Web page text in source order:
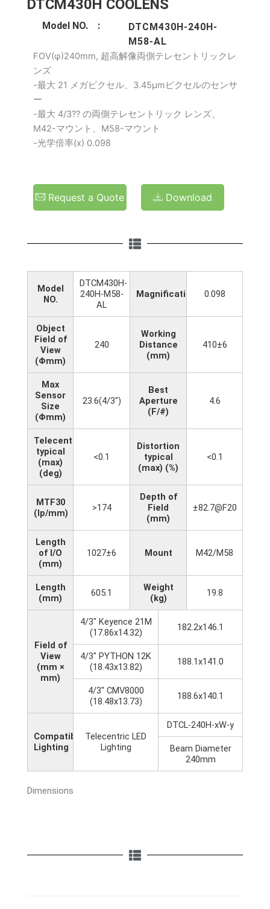
DTCM430H COOLENS
Model NO. :
DTCM430H-240H-
M58-AL
FOV(φ)240mm, 超高解像両側テレセントリックレ
ンズ
-最大 21 メガピクセル、3.45μmピクセルのセンサ
ー
-最大 4/3?? の両側テレセントリック レンズ、
M42-マウント、M58-マウント
-光学倍率(x) 0.098
Request a Quote Download
Model
NO.
DTCM430H-
240H-M58-
AL
Magnification(x)0.098
Object
Field of
View
(Φmm)
240
Working
Distance
(mm)
410±6
Max
Sensor
Size
(Φmm)
23.6(4/3")
Best
Aperture
(F/#)
4.6
Telecentricity
typical
(max)
(deg)
<0.1
Distortion
typical
(max) (%)
<0.1
MTF30
(lp/mm)
>174
Depth of
Field
(mm)
±82.7@F20
Length
of I/O
(mm)
1027±6 Mount M42/M58
Length
(mm)
605.1
Weight
(kg)
19.8
Field of
View
(mm ×
mm)
4/3" Keyence 21M
(17.86x14.32)
182.2x146.1
4/3" PYTHON 12K
(18.43x13.82)
188.1x141.0
4/3" CMV8000
(18.48x13.73)
188.6x140.1
Compatible
Lighting
Telecentric LED
Lighting
DTCL-240H-xW-y
Beam Diameter
240mm
Dimensions